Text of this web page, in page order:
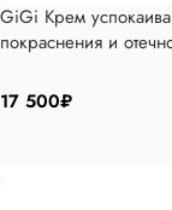
GiGi Крем
покраснения и
17 500₽